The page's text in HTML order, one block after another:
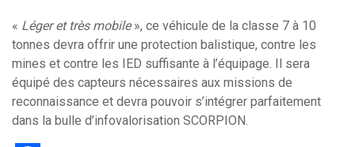
« Léger et très mobile», ce véhicule de la classe 7 à 10
tonnes devra offrir une protection balistique, contre les
mines et contre les IED suffisante à l’équipage. Il sera
équipé des capteurs nécessaires aux missions de
reconnaissance et devra pouvoir s’intégrer parfaitement
dans la bulle d’infovalorisation SCORPION.